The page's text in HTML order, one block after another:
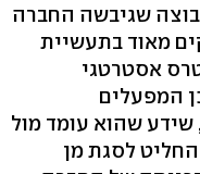
שגיבשה החברה
מאוד בתעשיית
אסטרטגי
המפעלים
שידע שהוא עומד מול
לסגת מן